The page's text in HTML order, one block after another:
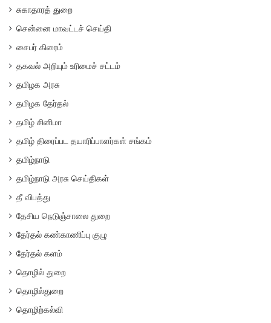
சுகாதாரத் துறை
சென்னை மாவட்டச் செய்தி
சைபர் கிரைம்
தகவல் அறியும் உரிமைச் சட்டம்
தமிழக அரசு
தமிழக தேர்தல்
தமிழ் சினிமா
தமிழ் திரைப்பட தயாரிப்பாளர்கள் சங்கம்
தமிழ்நாடு
தமிழ்நாடு அரசு செய்திகள்
தீ விபத்து
தேசிய நெடுஞ்சாலை துறை
தேர்தல் கண்காணிப்பு குழு
தேர்தல் களம்
தொழில் துறை
தொழில்துறை
தொழிற்கல்வி